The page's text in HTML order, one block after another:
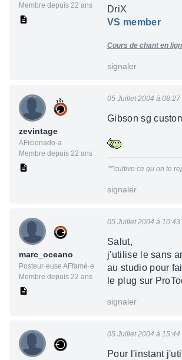
Membre depuis 22 ans
DriX
VS member
Cours de chant en
signaler
zevintage
AFicionado·a
Membre depuis 22 ans
05 Juillet 2004 à 08:27
Gibson sg
"""cultive ce qu on te
signaler
marc_oceano
Posteur·euse AFfamé·e
Membre depuis 22 ans
05 Juillet 2004 à 10:43
Salut,
j'utilise le sans
au studio pour
le plug sur
signaler
05 Juillet 2004 à 15:44
Pour l'instant